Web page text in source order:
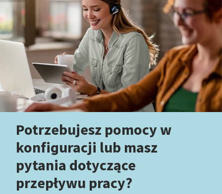
Potrzebujesz pomocy w
konfiguracji lub masz
pytania dotyczące
przepływu pracy?